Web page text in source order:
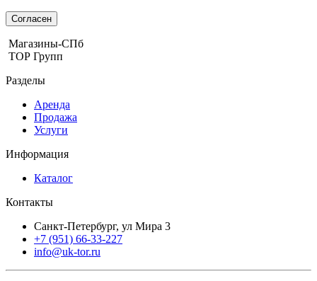
Согласен
Магазины-СПб
ТОР Групп
Разделы
Аренда
Продажа
Услуги
Информация
Каталог
Контакты
Санкт-Петербург, ул Мира 3
+7 (951) 66-33-227
info@uk-tor.ru